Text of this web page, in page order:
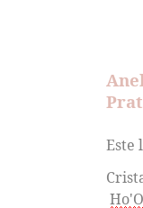
Este